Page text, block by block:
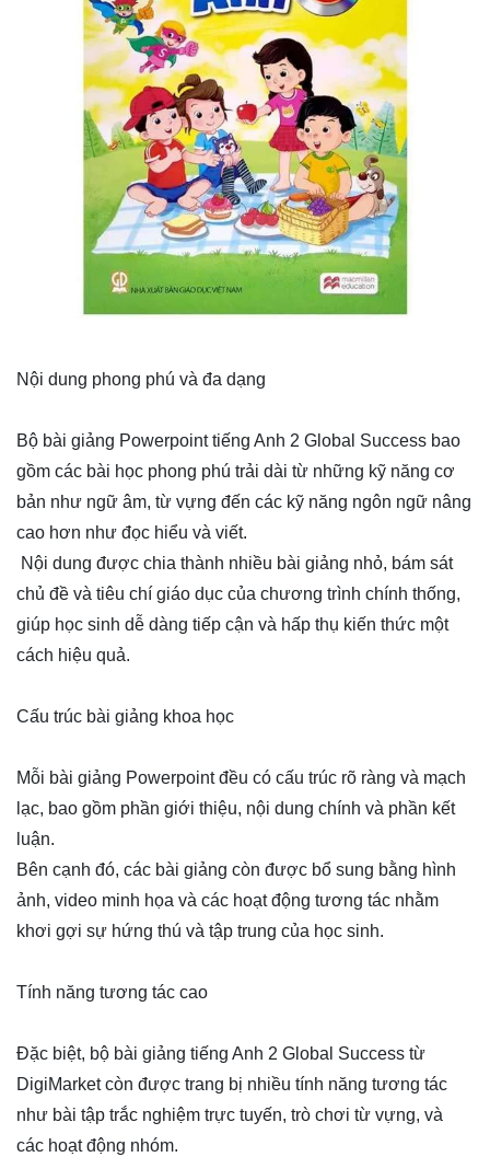
Nội dung phong phú và đa dạng
Bộ bài giảng Powerpoint tiếng Anh 2 Global Success bao
gồm các bài học phong phú trải dài từ những kỹ năng cơ
bản như ngữ âm, từ vựng đến các kỹ năng ngôn ngữ nâng
cao hơn như đọc hiểu và viết.
Nội dung được chia thành nhiều bài giảng nhỏ, bám sát
chủ đề và tiêu chí giáo dục của chương trình chính thống,
giúp học sinh dễ dàng tiếp cận và hấp thụ kiến thức một
cách hiệu quả.
Cấu trúc bài giảng khoa học
Mỗi bài giảng Powerpoint đều có cấu trúc rõ ràng và mạch
lạc, bao gồm phần giới thiệu, nội dung chính và phần kết
luận.
Bên cạnh đó, các bài giảng còn được bổ sung bằng hình
ảnh, video minh họa và các hoạt động tương tác nhằm
khơi gợi sự hứng thú và tập trung của học sinh.
Tính năng tương tác cao
Đặc biệt, bộ bài giảng tiếng Anh 2 Global Success từ
DigiMarket còn được trang bị nhiều tính năng tương tác
như bài tập trắc nghiệm trực tuyến, trò chơi từ vựng, và
các hoạt động nhóm.